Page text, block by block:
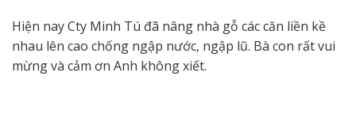
Hiện nay Cty Minh Tú đã nâng nhà gỗ các căn liền kề
nhau lên cao chống ngập nước, ngập lũ. Bà con rất vui
mừng và cảm ơn Anh không xiết.